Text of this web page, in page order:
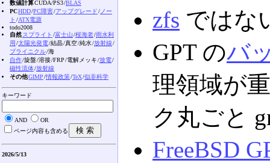
zfs ではな
GPT のバ
理領域が
ク丸ごと
FreeBSD
数値計算CUDA /PS3 /BLAS
PCHDD/PC障害/アップグレード/ノー
ト /ATX電源
todo2008
自然スプライト /富士山/桜海老/雨水利
用/太陽光発電/結晶 /真空 /純水 /放射線/
ブライニクル/海
自作/旋盤 /溶接 /FRP /電解メッキ /放電/
磁性流体/放射線
その他GIMP/情報政策/TeX/似非科学
キーワード
AND
OR
ページ内容も含める
2026/5/13